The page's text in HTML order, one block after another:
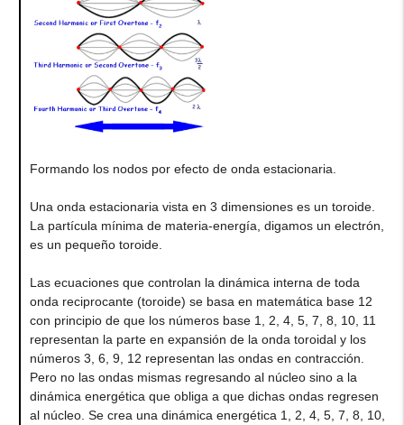
Formando los nodos por efecto de onda estacionaria.
Una onda estacionaria vista en 3 dimensiones es un toroide.
La partícula mínima de materia-energía, digamos un electrón,
es un pequeño toroide.
Las ecuaciones que controlan la dinámica interna de toda
onda reciprocante (toroide) se basa en matemática base 12
con principio de que los números base 1, 2, 4, 5, 7, 8, 10, 11
representan la parte en expansión de la onda toroidal y los
números 3, 6, 9, 12 representan las ondas en contracción.
Pero no las ondas mismas regresando al núcleo sino a la
dinámica energética que obliga a que dichas ondas regresen
al núcleo. Se crea una dinámica energética 1, 2, 4, 5, 7, 8, 10,